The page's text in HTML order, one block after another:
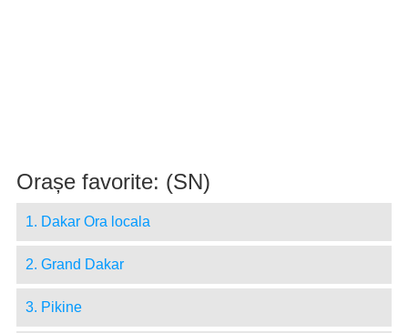
Orașe favorite: (SN)
1. Dakar Ora locala
2. Grand Dakar
3. Pikine